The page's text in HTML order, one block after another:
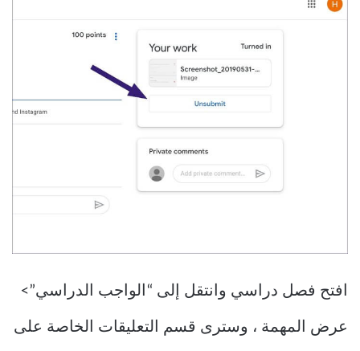
افتح فصل دراسي وانتقل إلى “الواجب الدراسي”>
عرض المهمة ، وسترى قسم التعليقات الخاصة على